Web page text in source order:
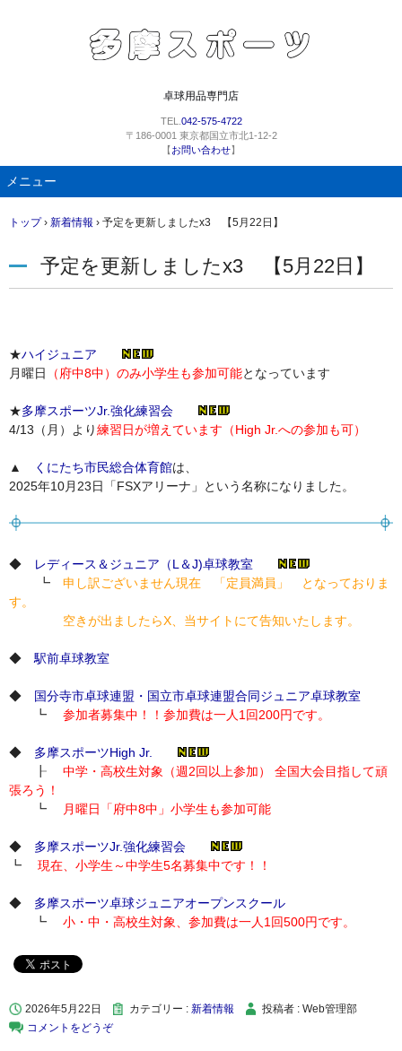
卓球用品専門店
TEL. 042-575-4722
〒186-0001 東京都国立市北1-12-2
【お問い合わせ】
メニュー
ン
ン
ツ
ッ
プ
トップ › 新着情報 › 予定を更新しましたx3 【5月22日】
予定を更新しましたx3 【5月22日】
★ハイジュニア
月曜日
（府中8中）のみ小学生も参加可能となっています
★多摩スポーツJr.強化練習会
4/13（月）より練習日が増えています（High Jr.への参加も可）
▲ くにたち市民総合体育館は、
2025年10月23日「FSXアリーナ」という名称になりました。
◆
レディース＆ジュニア（L＆J)卓球教室
┗ 申し訳ございません現在 「定員満員」 となっておりま
す。
空きが出ましたらX、当サイトにて告知いたします。
◆ 駅前卓球教室
◆ 国分寺市卓球連盟・国立市卓球連盟合同ジュニア卓球教室
┗
参加者募集中！！参加費は一人1回200円です。
◆ 多摩スポーツHigh Jr.
┠ 中学・高校生対象（週2回以上参加） 全国大会目指して頑
張ろう！
┗
月曜日「府中8中」小学生も参加可能
◆ 多摩スポーツJr.強化練習会
┗ 現在、小学生～中学生5名募集中です！！
◆ 多摩スポーツ卓球ジュニアオープンスクール
┗ 小・中・高校生対象、参加費は一人1回500円です。
2026年5月22日 カテゴリー : 新着情報
投稿者 : Web管理部
コメントをどうぞ